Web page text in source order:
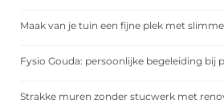
Maak van je tuin een fijne plek met
Fysio Gouda: persoonlijke begeleiding bij
Strakke muren zonder stucwerk met